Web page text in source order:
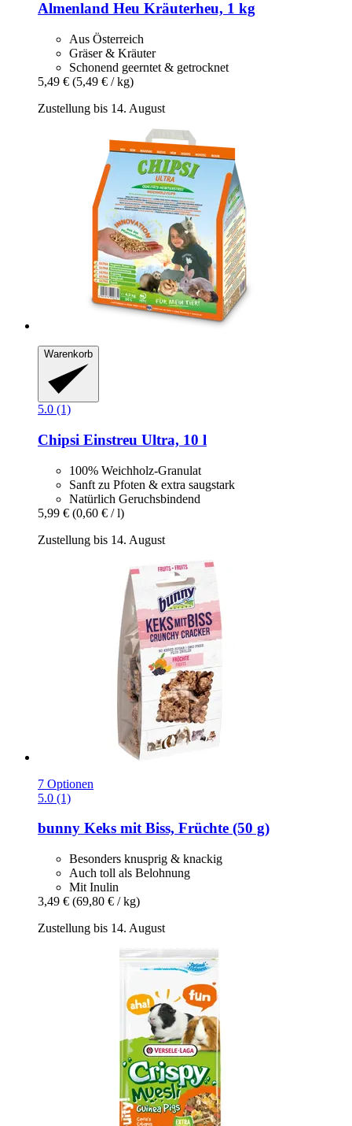
Almenland Heu Kräuterheu, 1 kg
Aus Österreich
Gräser & Kräuter
Schonend geerntet & getrocknet
5,49 € (5,49 € / kg)
Zustellung bis 14. August
Warenkorb
5.0 (1)
Chipsi Einstreu Ultra, 10 l
100% Weichholz-Granulat
Sanft zu Pfoten & extra saugstark
Natürlich Geruchsbindend
5,99 € (0,60 € / l)
Zustellung bis 14. August
7 Optionen
5.0 (1)
bunny Keks mit Biss, Früchte (50 g)
Besonders knusprig & knackig
Auch toll als Belohnung
Mit Inulin
3,49 € (69,80 € / kg)
Zustellung bis 14. August